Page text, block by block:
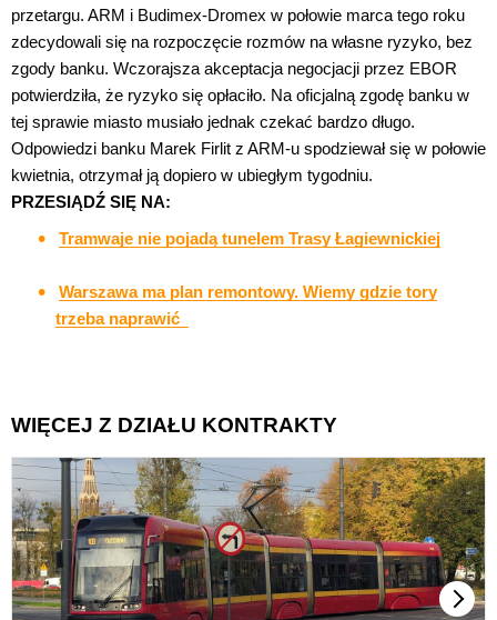
przetargu. ARM i Budimex-Dromex w połowie marca tego roku
zdecydowali się na rozpoczęcie rozmów na własne ryzyko, bez
zgody banku. Wczorajsza akceptacja negocjacji przez EBOR
potwierdziła, że ryzyko się opłaciło. Na oficjalną zgodę banku w
tej sprawie miasto musiało jednak czekać bardzo długo.
Odpowiedzi banku Marek Firlit z ARM-u spodziewał się w połowie
kwietnia, otrzymał ją dopiero w ubiegłym tygodniu.
PRZESIĄDŹ SIĘ NA:
Tramwaje nie pojadą tunelem Trasy Łagiewnickiej
Warszawa ma plan remontowy. Wiemy gdzie tory
trzeba naprawić
WIĘCEJ Z DZIAŁU KONTRAKTY